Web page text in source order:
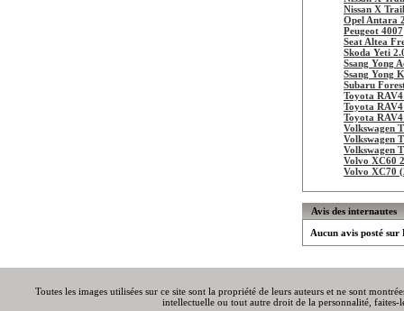
Nissan X
Opel Antara
Peugeot 4007
Seat Altea
Skoda Yeti
Ssang Yong
Ssang Yong
Subaru
Toyota
Toyota
Toyota
Volkswagen
Volkswagen
Volkswagen
Volvo XC60
Volvo XC70
Avis des internautes
Aucun avis posté
Toutes les images utilisées sur ce site sont la propriété de leurs auteurs et ne sont
intellectuelle ou tout autre droit de la personnalité,